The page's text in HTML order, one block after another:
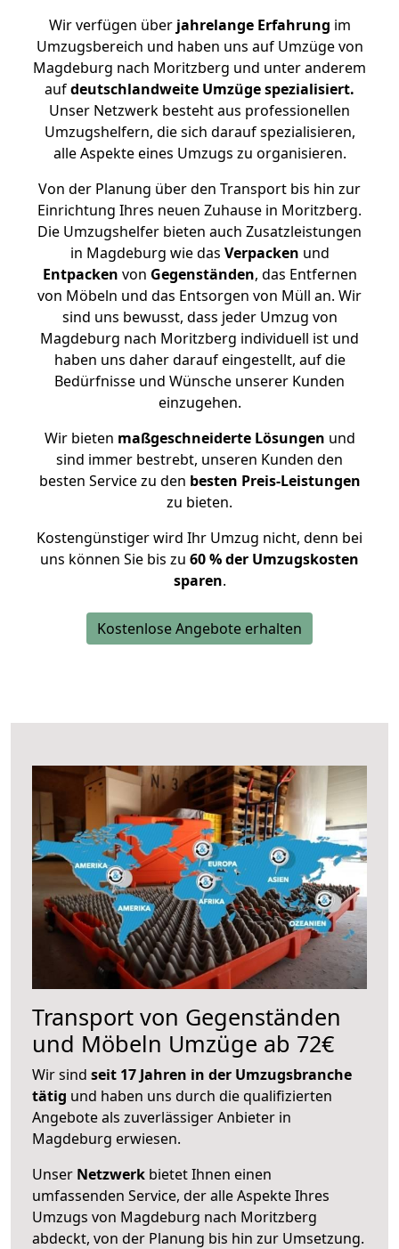
Wir verfügen überjahrelange Erfahrung im
Umzugsbereich und haben uns auf Umzüge von
Magdeburg nach Moritzberg und unter anderem
aufdeutschlandweite Umzüge spezialisiert.
Unser Netzwerk besteht aus professionellen
Umzugshelfern, die sich darauf spezialisieren,
alle Aspekte eines Umzugs zu organisieren.
Von der Planung über den Transport bis hin zur
Einrichtung Ihres neuen Zuhause in Moritzberg.
Die Umzugshelfer bieten auch Zusatzleistungen
in Magdeburg wie das Verpacken und
Entpacken von Gegenständen, das Entfernen
von Möbeln und das Entsorgen von Müll an. Wir
sind uns bewusst, dass jeder Umzug von
Magdeburg nach Moritzberg individuell ist und
haben uns daher darauf eingestellt, auf die
Bedürfnisse und Wünsche unserer Kunden
einzugehen.
Wir bieten maßgeschneiderte Lösungen und
sind immer bestrebt, unseren Kunden den
besten Service zu den besten Preis-Leistungen
zu bieten.
Kostengünstiger wird Ihr Umzug nicht, denn bei
uns können Sie bis zu 60 % der Umzugskosten
sparen.
Kostenlose Angebote erhalten
Transport von Gegenständen
und Möbeln Umzüge ab 72€
Wir sind seit 17 Jahren in der Umzugsbranche
tätig und haben uns durch die qualifizierten
Angebote als zuverlässiger Anbieter in
Magdeburg erwiesen.
Unser Netzwerk bietet Ihnen einen
umfassenden Service, der alle Aspekte Ihres
Umzugs von Magdeburg nach Moritzberg
abdeckt, von der Planung bis hin zur Umsetzung.